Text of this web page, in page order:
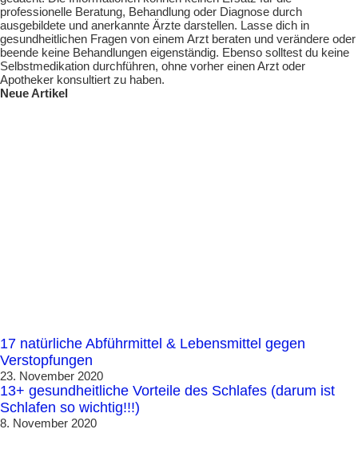
professionelle Beratung, Behandlung oder Diagnose durch
ausgebildete und anerkannte Ärzte darstellen. Lasse dich in
gesundheitlichen Fragen von einem Arzt beraten und verändere oder
beende keine Behandlungen eigenständig. Ebenso solltest du keine
Selbstmedikation durchführen, ohne vorher einen Arzt oder
Apotheker konsultiert zu haben.
Neue Artikel
17 natürliche Abführmittel & Lebensmittel gegen
Verstopfungen
23. November 2020
13+ gesundheitliche Vorteile des Schlafes (darum ist
Schlafen so wichtig!!!)
8. November 2020